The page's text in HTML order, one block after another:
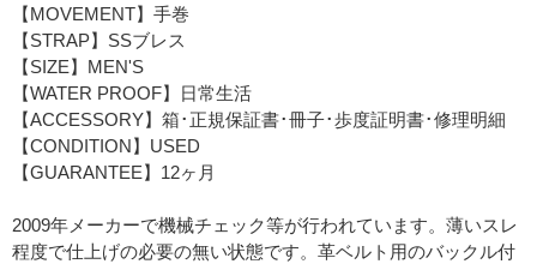
【MOVEMENT】手巻
【STRAP】SSブレス
【SIZE】MEN'S
【WATER PROOF】日常生活
【ACCESSORY】箱･正規保証書･冊子･歩度証明書･修理明細
【CONDITION】USED
【GUARANTEE】12ヶ月
2009年メーカーで機械チェック等が行われています。薄いスレ
程度で仕上げの必要の無い状態です。革ベルト用のバックル付